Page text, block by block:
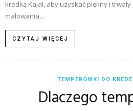
kredką Kajal, aby uzyskać piękny i
malowania...
CZYTAJ WIĘCEJ
TEMPERÓWKI DO
Dlaczego